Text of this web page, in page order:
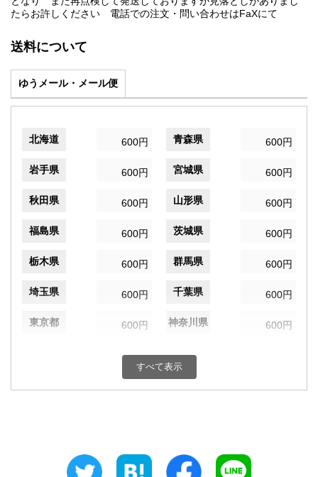
たらお許しください 電話での注文・問い合わせはFaXにて
送料について
ゆうメール・メール便
北海道 600円 青森県 600円
岩手県 600円 宮城県 600円
秋田県 600円 山形県 600円
福島県 600円 茨城県 600円
栃木県 600円 群馬県 600円
埼玉県 600円 千葉県 600円
東京都 600円 神奈川県 600円
600円 富山県
すべて表示